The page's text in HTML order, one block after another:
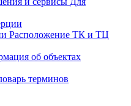
Расположение ТК и ТЦ
об объектах
терминов